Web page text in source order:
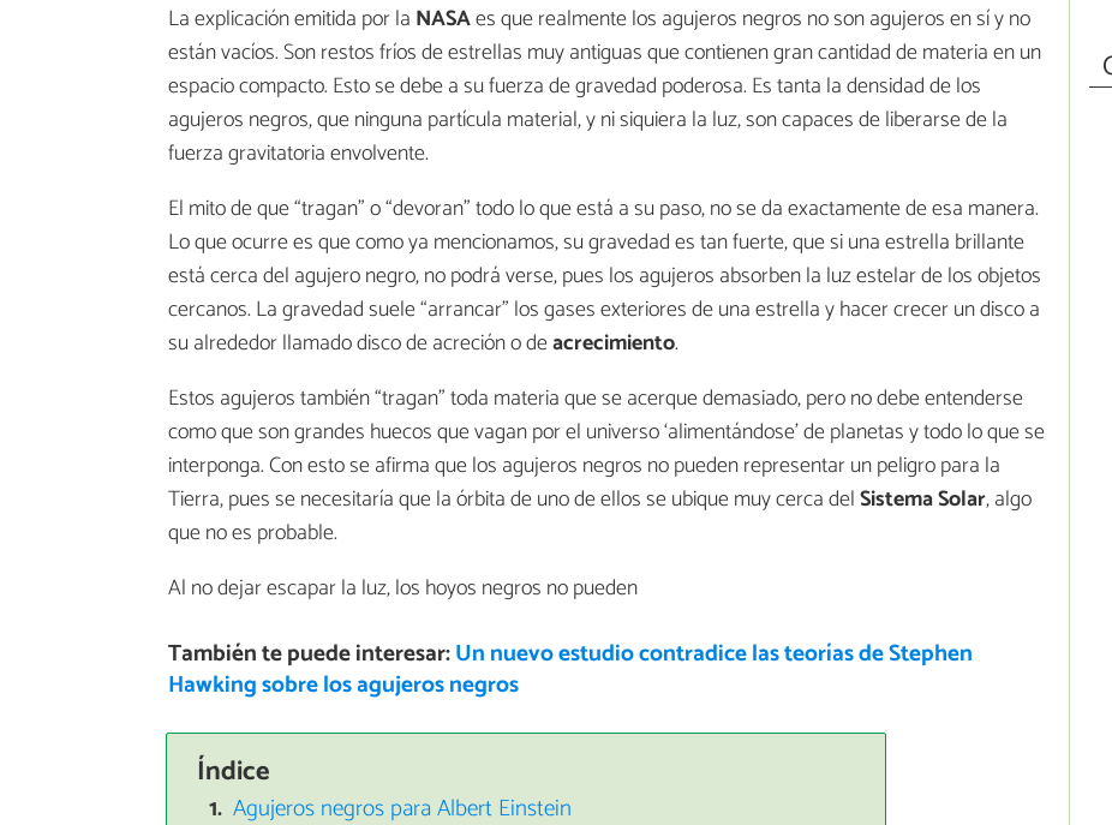
La explicación emitida por la NASAes que realmente los agujeros negros no son agujeros en sí y no
están vacíos. Son restos fríos de estrellas muy antiguas que contienen gran cantidad de materia en un
espacio compacto. Esto se debe a su fuerza de gravedad poderosa. Es tanta la densidad de los
agujeros negros, que ninguna partícula material, y ni siquiera la luz, son capaces de liberarse de la
fuerza gravitatoria envolvente.
El mito de que “tragan” o “devoran” todo lo que está a su paso, no se da exactamente de esa manera.
Lo que ocurre es que como ya mencionamos, su gravedad es tan fuerte, que si una estrella brillante
está cerca del agujero negro, no podrá verse, pues los agujeros absorben la luz estelar de los objetos
cercanos. La gravedad suele “arrancar” los gases exteriores de una estrella y hacer crecer un disco a
su alrededor llamado disco de acreción o deacrecimiento.
Estos agujeros también “tragan” toda materia que se acerque demasiado, pero no debe entenderse
como que son grandes huecos que vagan por el universo ‘alimentándose’ de planetas y todo lo que se
interponga. Con esto se afirma que los agujeros negros no pueden representar un peligro para la
Tierra, pues se necesitaría que la órbita de uno de ellos se ubique muy cerca delSistema Solar, algo
que no es probable.
Al no dejar escapar la luz, los hoyos negros no pueden
También te puede interesar:Un nuevo estudio contradice las teorías de Stephen
Hawking sobre los agujeros negros
Índice
Agujeros negros para Albert Einstein